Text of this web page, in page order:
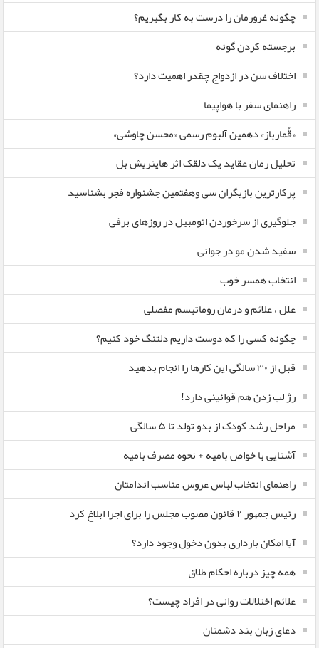
چگونه غرورمان را درست به کار بگیریم؟
برجسته کردن گونه
اختلاف سن در ازدواج چقدر اهمیت دارد؟
راهنمای سفر با هواپیما
«قُمارباز» دهمین آلبوم رسمی «محسن چاوشی»
تحلیل رمان عقاید یک دلقک اثر هاینریش بل
پرکارترین بازیگران سی وهفتمین جشنواره فجر بشناسید
جلوگیری از سرخوردن اتومبیل در روزهای برفی
سفید شدن مو در جوانی
انتخاب همسر خوب
علل ، علائم و درمان روماتیسم مفصلی
چگونه کسی را که دوست داریم دلتنگ خود کنیم؟
قبل از ۳۰ سالگی این کارها را انجام بدهید
رژ لب زدن هم قوانینی دارد!
مراحل رشد کودک از بدو تولد تا ۵ سالگی
آشنایی با خواص بامیه + نحوه مصرف بامیه
راهنمای انتخاب لباس عروس مناسب اندامتان
رئیس جمهور ۲ قانون مصوب مجلس را برای اجرا ابلاغ کرد
آیا امکان بارداری بدون دخول وجود دارد؟
همه چیز درباره احکام طلاق
علائم اختلالات روانی در افراد چیست؟
دعای زبان بند دشمنان